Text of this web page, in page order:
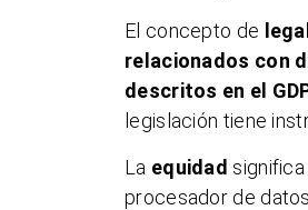
El concepto de
relacionados con
descritos en el
legislación tiene
La equidad
procesador de